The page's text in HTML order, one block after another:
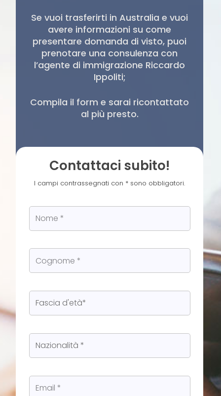
Se vuoi trasferirti in Australia e vuoi
avere informazioni su come
presentare domanda di visto, puoi
prenotare una consulenza con
l’agente di immigrazione Riccardo
Ippoliti;
Compila il form e sarai ricontattato
al più presto.
Contattaci subito!
I campi contrassegnati con * sono obbligatori.